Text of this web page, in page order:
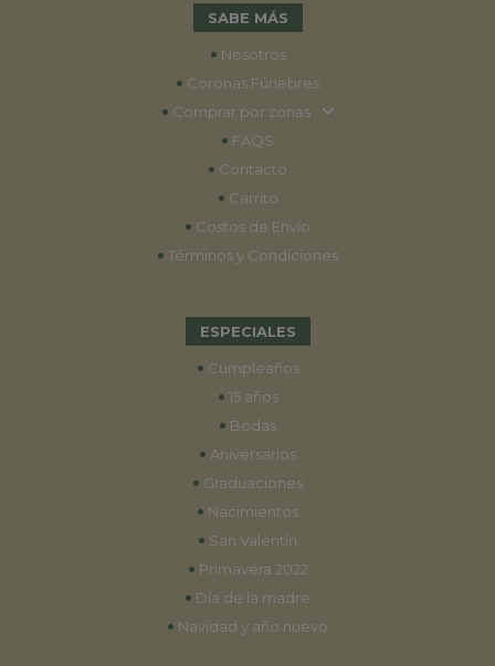
SABE MÁS
• Nosotros
• Coronas Fúnebres
• Comprar por zonas
• FAQS
• Contacto
• Carrito
• Costos de Envío
• Términos y Condiciones
ESPECIALES
• Cumpleaños
• 15 años
• Bodas
• Aniversarios
• Graduaciones
• Nacimientos
• San Valentín
• Primavera 2022
• Día de la madre
• Navidad y año nuevo